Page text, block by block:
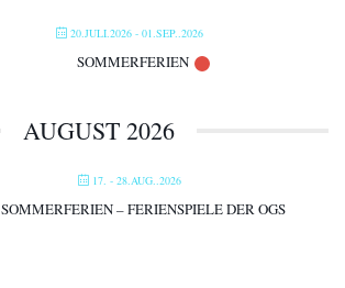
20.JULI.2026 - 01.SEP..2026
SOMMERFERIEN
AUGUST 2026
17. - 28.AUG..2026
SOMMERFERIEN – FERIENSPIELE DER OGS